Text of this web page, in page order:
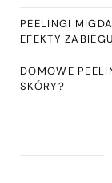
PEELINGI
EFEKTY ZABIEGU
DOMOWE
SKÓRY?